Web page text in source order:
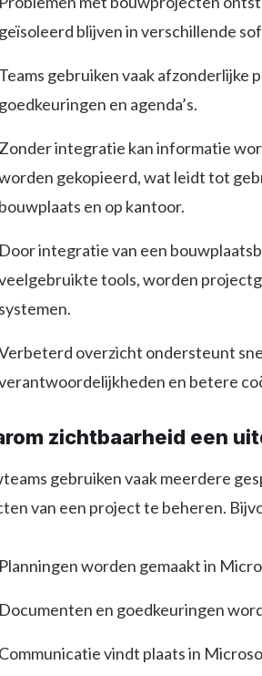
geïsoleerd blijven in verschillende
Teams gebruiken vaak afzonderlijke
goedkeuringen en agenda’s.
Zonder integratie kan informatie
gekopieerd, wat leidt tot
bouwplaats en op kantoor.
Door integratie van een
tools, worden
systemen.
overzicht ondersteunt
en betere
zichtbaarheid een
gebruiken vaak meerdere
van een project te beheren.
Planningen worden gemaakt in
Documenten en goedkeuringen
Communicatie vindt plaats in